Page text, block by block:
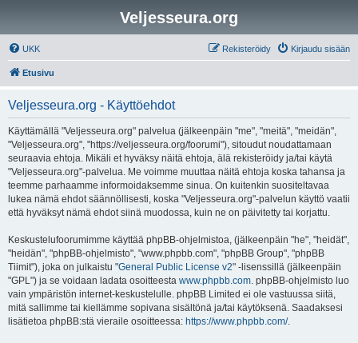
Veljesseura.org
UKK Kirjaudu sisään
Rekisteröidy
Etusivu
Veljesseura.org - Käyttöehdot
Käyttämällä "Veljesseura.org" palvelua (jälkeenpäin "me", "meitä", "meidän",
"Veljesseura.org", "https://veljesseura.org/foorumi"), sitoudut noudattamaan
seuraavia ehtoja. Mikäli et hyväksy näitä ehtoja, älä rekisteröidy ja/tai käytä
"Veljesseura.org"-palvelua. Me voimme muuttaa näitä ehtoja koska tahansa ja
teemme parhaamme informoidaksemme sinua. On kuitenkin suositeltavaa
lukea nämä ehdot säännöllisesti, koska "Veljesseura.org"-palvelun käyttö vaatii
että hyväksyt nämä ehdot siinä muodossa, kuin ne on päivitetty tai korjattu.
Keskustelufoorumimme käyttää phpBB-ohjelmistoa, (jälkeenpäin "he", "heidät",
"heidän", "phpBB-ohjelmisto", "www.phpbb.com", "phpBB Group", "phpBB
Tiimit"), joka on julkaistu "General Public License v2" -lisenssillä (jälkeenpäin
"GPL") ja se voidaan ladata osoitteesta www.phpbb.com. phpBB-ohjelmisto luo
vain ympäristön internet-keskustelulle. phpBB Limited ei ole vastuussa siitä,
mitä sallimme tai kiellämme sopivana sisältönä ja/tai käytöksenä. Saadaksesi
lisätietoa phpBB:stä vieraile osoitteessa: https://www.phpbb.com/.